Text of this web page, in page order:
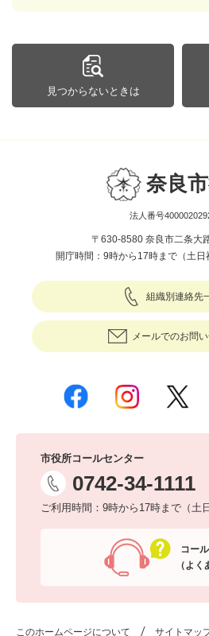
見つからないときは
奈良
法人番号
〒630-8580 奈良市二条大
開庁時間：9時から17時まで（土日
組織別連絡先
メールでのお問
市役所コールセンター
0742-34-1111
ご利用時間：9時から17時まで（土
コー
（よく
このホームページについて サイトマッ